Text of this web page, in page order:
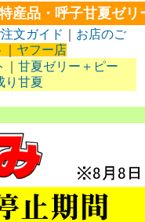
産品・呼子甘夏ゼリ
文ガイド
お店のご
ヤフー店
甘夏ゼリー＋ピー
り甘夏